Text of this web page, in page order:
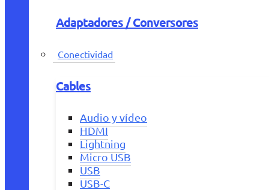
Adaptadores / Conversores
Conectividad
Cables
Audio y vídeo
HDMI
Lightning
Micro USB
USB
USB-C